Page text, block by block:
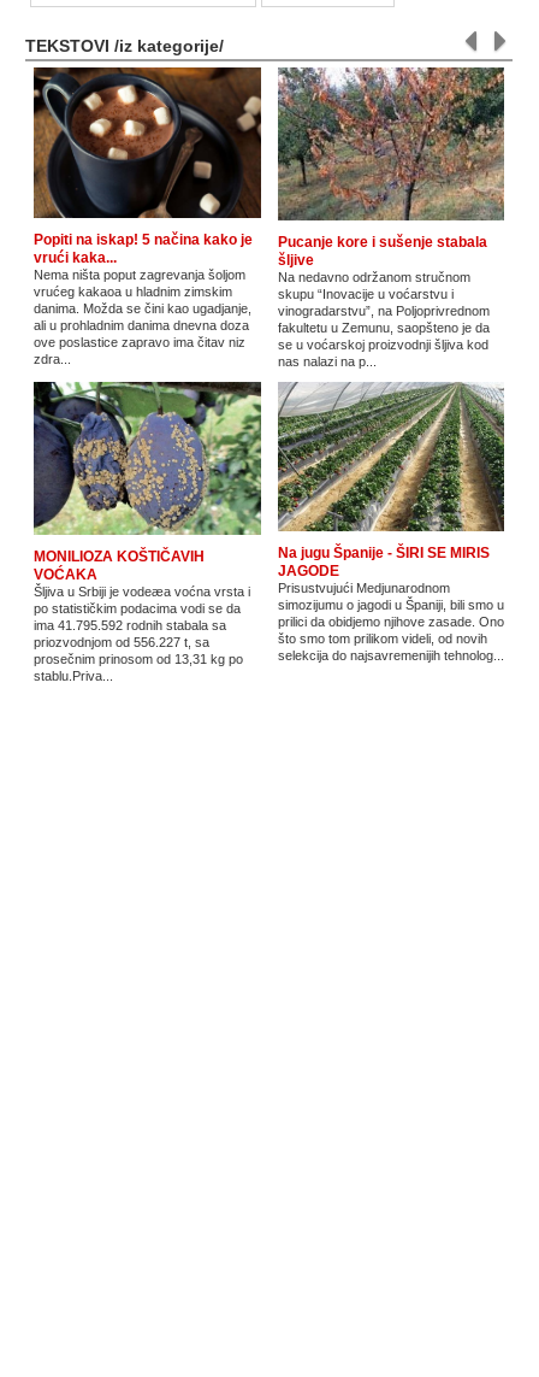
TEKSTOVI /iz kategorije/
Popiti na iskap! 5 načina kako je
vrući kaka...
Nema ništa poput zagrevanja šoljom
vrućeg kakaoa u hladnim zimskim
danima. Možda se čini kao ugadjanje,
ali u prohladnim danima dnevna doza
ove poslastice zapravo ima čitav niz
zdra...
Pucanje kore i sušenje stabala
šljive
Na nedavno održanom stručnom
skupu “Inovacije u voćarstvu i
vinogradarstvu”, na Poljoprivrednom
fakultetu u Zemunu, saopšteno je da
se u voćarskoj proizvodnji šljiva kod
nas nalazi na p...
MONILIOZA KOŠTIČAVIH
VOĆAKA
Šljiva u Srbiji je vodeæa voćna vrsta i
po statističkim podacima vodi se da
ima 41.795.592 rodnih stabala sa
priozvodnjom od 556.227 t, sa
prosečnim prinosom od 13,31 kg po
stablu.Priva...
Na jugu Španije - ŠIRI SE MIRIS
JAGODE
Prisustvujući Medjunarodnom
simozijumu o jagodi u Španiji, bili smo u
prilici da obidjemo njihove zasade. Ono
što smo tom prilikom videli, od novih
selekcija do najsavremenijih tehnolog...